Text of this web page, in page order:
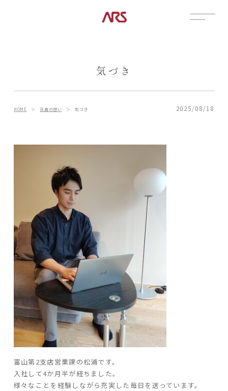
資料請求
CONTENTS
ARS HOMEとは
- ARS WAY
- 設計コンセプト
- 商品コンセプト
デザイン
- 空間デザイン
- 内観デザイン
- 生活デザイン
- 外構デザイン
POSTS
コラム
気づき
HOME ＞ 社員の想い ＞気づき 2025/08/18
富山第2支店営業課の松浦です。
入社して4か月半が経ち ました。
様々なことを経験しながら充実した毎日を送っています。